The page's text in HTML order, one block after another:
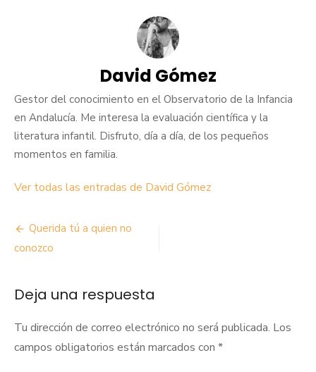
David Gómez
Gestor del conocimiento en el Observatorio de la Infancia
en Andalucía. Me interesa la evaluación científica y la
literatura infantil. Disfruto, día a día, de los pequeños
momentos en familia.
Ver todas las entradas de David Gómez
Navegación
de
Querida tú a quien no
conozco
Deja una respuesta
Tu dirección de correo electrónico no será publicada. Los
campos obligatorios están marcados con *